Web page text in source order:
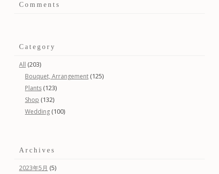
Comments
Category
All (203)
Bouquet, Arrangement (125)
Plants (123)
Shop (132)
Wedding (100)
Archives
2023年5月 (5)